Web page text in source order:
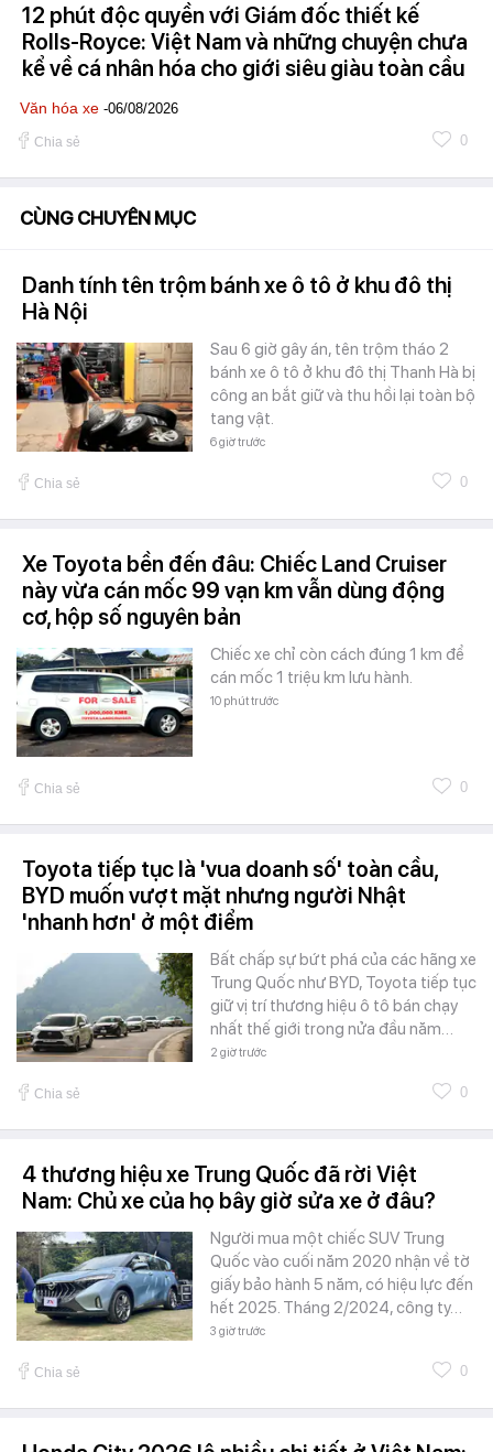
12 phút độc quyền với Giám đốc thiết kế
Rolls-Royce: Việt Nam và những chuyện chưa
kể về cá nhân hóa cho giới siêu giàu toàn cầu
Văn hóa xe -06/08/2026
Chia sẻ 0
CÙNG CHUYÊN MỤC
Danh tính tên trộm bánh xe ô tô ở khu đô thị
Hà Nội
Sau 6 giờ gây án, tên trộm tháo 2
bánh xe ô tô ở khu đô thị Thanh Hà bị
công an bắt giữ và thu hồi lại toàn bộ
tang vật.
6 giờ trước
Chia sẻ 0
Xe Toyota bền đến đâu: Chiếc Land Cruiser
này vừa cán mốc 99 vạn km vẫn dùng động
cơ, hộp số nguyên bản
Chiếc xe chỉ còn cách đúng 1 km để
cán mốc 1 triệu km lưu hành.
10 phút trước
Chia sẻ 0
Toyota tiếp tục là 'vua doanh số' toàn cầu,
BYD muốn vượt mặt nhưng người Nhật
'nhanh hơn' ở một điểm
Bất chấp sự bứt phá của các hãng xe
Trung Quốc như BYD, Toyota tiếp tục
giữ vị trí thương hiệu ô tô bán chạy
nhất thế giới trong nửa đầu năm…
2 giờ trước
Chia sẻ 0
4 thương hiệu xe Trung Quốc đã rời Việt
Nam: Chủ xe của họ bây giờ sửa xe ở đâu?
Người mua một chiếc SUV Trung
Quốc vào cuối năm 2020 nhận về tờ
giấy bảo hành 5 năm, có hiệu lực đến
hết 2025. Tháng 2/2024, công ty…
3 giờ trước
Chia sẻ 0